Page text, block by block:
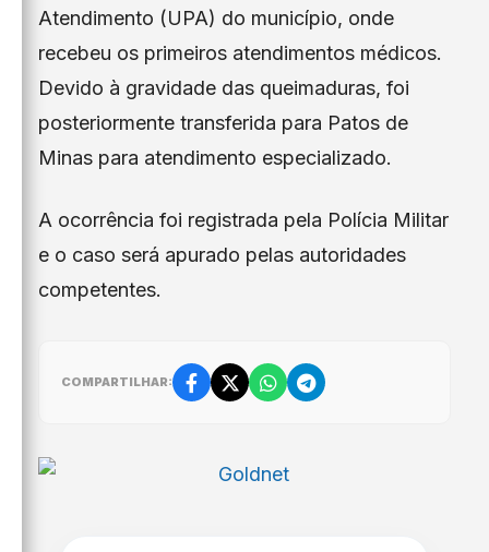
Atendimento (UPA) do município, onde
recebeu os primeiros atendimentos médicos.
Devido à gravidade das queimaduras, foi
posteriormente transferida para Patos de
Minas para atendimento especializado.
A ocorrência foi registrada pela Polícia Militar
e o caso será apurado pelas autoridades
competentes.
COMPARTILHAR: